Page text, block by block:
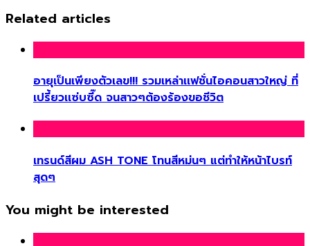
Related articles
อายุเป็นเพียงตัวเลข!!! รวมเหล่าเเฟชั่นไอคอนสาวใหญ่ ที่
เปรี้ยวเเซ่บซี๊ด จนสาวๆต้องร้องขอชีวิต
เทรนด์สีผม ASH TONE โทนสีหม่นๆ แต่ทำให้หน้าไบรท์
สุดๆ
You might be interested